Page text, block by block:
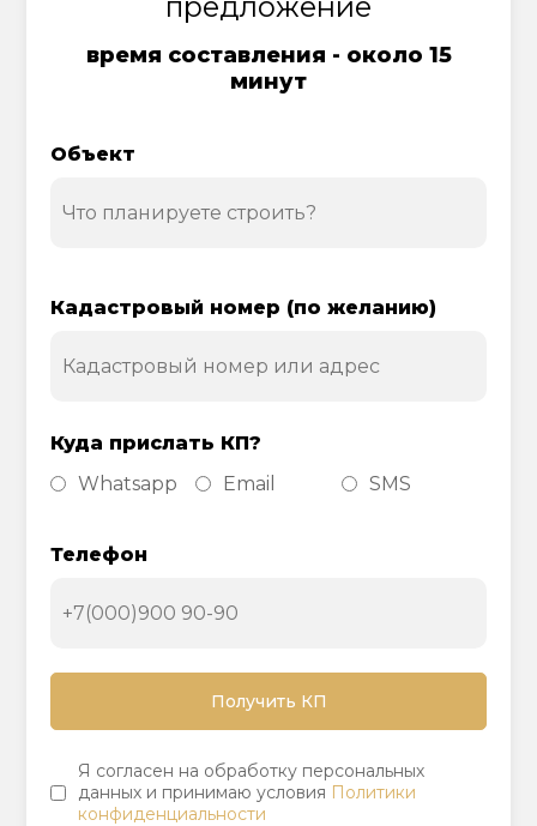
время составления - около 15
минут
Объект
Кадастровый номер (по желанию)
Куда прислать КП?
Whatsapp
Email SMS
Телефон
Я согласен на обработку персональных
данных и принимаю условия Политики
конфиденциальности